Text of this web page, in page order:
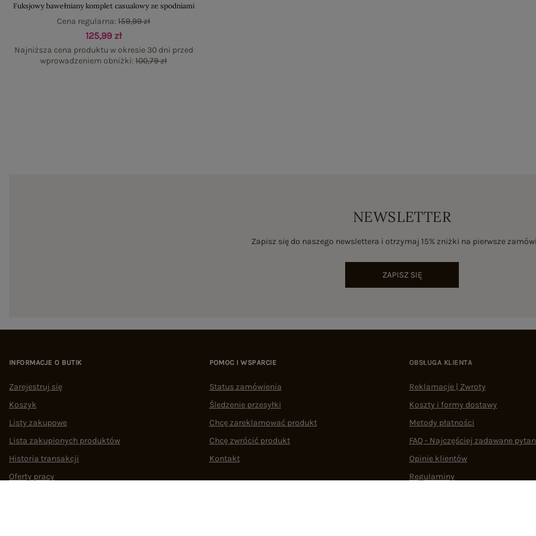
Fuksjowy bawełniany komplet casualowy ze spodniami
125,99 zł
Najniższa cena produktu w okresie 30 dni przed
wprowadzeniem obniżki:100,79 zł
Cena regularna:159,99 zł
NEWSLETTER
Zapisz się do naszego newslettera i otrzymaj 15% zniżki na pierwsze
ZAPISZ SIĘ
INFORMACJE O BUTIK
Zarejestruj się
Koszyk
Listy zakupowe
Lista zakupionych produktów
Historia transakcji
Oferty pracy
POMOC I WSPARCIE
Status zamówienia
Śledzenie przesyłki
Chcę zareklamować produkt
Chcę zwrócić produkt
Kontakt
OBSŁUGA KLIENTA
Reklamacje | Zwroty
Koszty i formy dostawy
Metody płatności
FAQ - Najczęściej zadawane
Opinie klientów
Regulaminy